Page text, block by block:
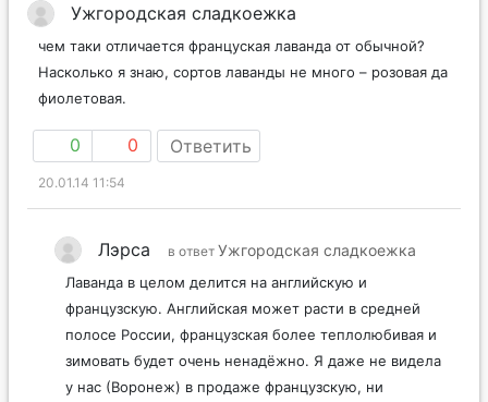
Ужгородская сладкоежка
чем таки отличается француская лаванда от обычной?
Насколько я знаю, сортов лаванды не много – розовая да
фиолетовая.
0 0 Ответить
20.01.14 11:54
Лэрса в ответ Ужгородская сладкоежка
Лаванда в целом делится на английскую и
французскую. Английская может расти в средней
полосе России, французская более теплолюбивая и
зимовать будет очень ненадёжно. Я даже не видела
у нас (Воронеж) в продаже французскую, ни